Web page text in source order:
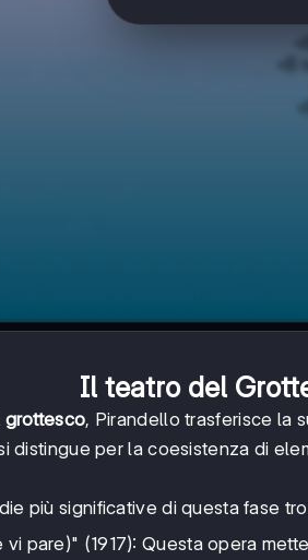
Il teatro del
, Pirandello trasferisce la
distingue per la coesistenza di
più significative di questa fase
vi pare)" (1917): Questa opera